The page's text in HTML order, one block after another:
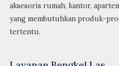
aksesoris rumah, kantor,
yang membutuhkan produk-
tertentu.